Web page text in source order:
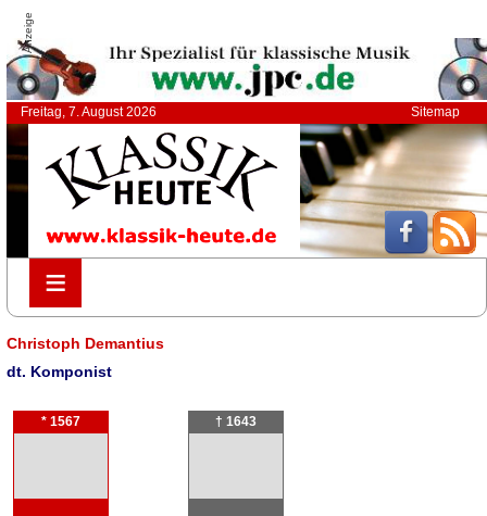
Anzeige
Freitag, 7. August 2026 Sitemap
≡
≡
Christoph Demantius
dt. Komponist
* 1567 † 1643